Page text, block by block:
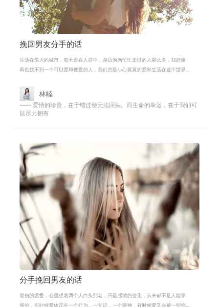
挽回男友分手的话
生活在偌大的城市，每天走在人群中，身边匆匆忙忙走过的人那么多，却好像
再也找不到一个可以爱和被爱的人，我们总是小心翼翼的爱和生活在这个世界
林睦
—— 爱情的珍贵，在于错过便无法回头。而生命的幸运，在于我们可
以尽力拥有
分手挽回男友的话
最初的恋爱，心里想着两个人白头到老，只是感情的变化，从来都不是人能掌
握的，有时候爱体现在一个行为，一句话，一个眼神，有时候爱又会被一些抱